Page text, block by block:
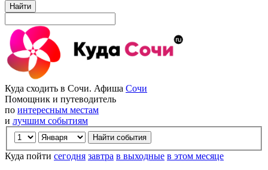
Найти
Куда сходить в Сочи. Афиша Сочи
Помощник и путеводитель
по интересным местам
и лучшим событиям
Куда пойти сегодня завтра в выходные в этом месяце